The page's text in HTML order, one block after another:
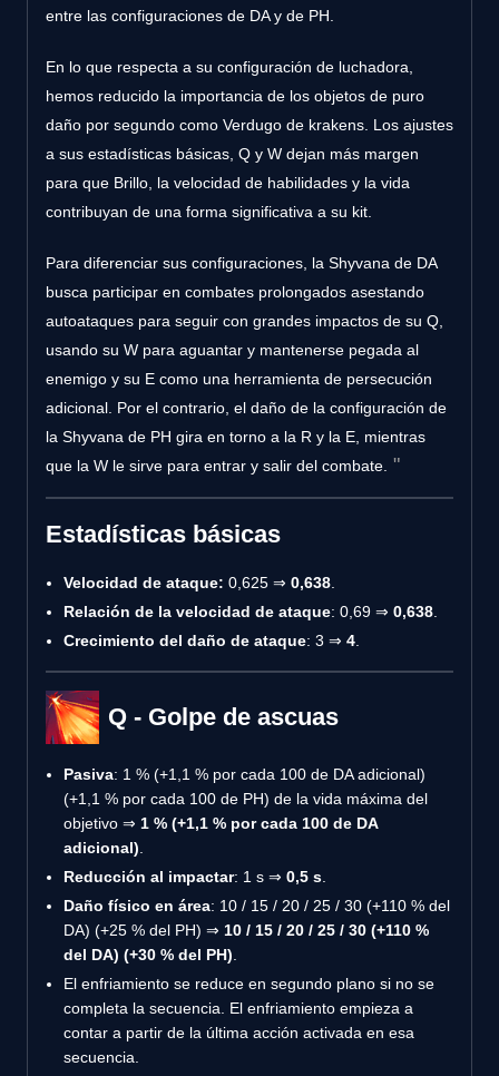
entre las configuraciones de DA y de PH.
En lo que respecta a su configuración de luchadora,
hemos reducido la importancia de los objetos de puro
daño por segundo como Verdugo de krakens. Los ajustes
a sus estadísticas básicas, Q y W dejan más margen
para que Brillo, la velocidad de habilidades y la vida
contribuyan de una forma significativa a su kit.
Para diferenciar sus configuraciones, la Shyvana de DA
busca participar en combates prolongados asestando
autoataques para seguir con grandes impactos de su Q,
usando su W para aguantar y mantenerse pegada al
enemigo y su E como una herramienta de persecución
adicional. Por el contrario, el daño de la configuración de
la Shyvana de PH gira en torno a la R y la E, mientras
que la W le sirve para entrar y salir del combate.
Estadísticas básicas
Velocidad de ataque: 0,625 ⇒ 0,638
Relación de la velocidad de ataque: 0,69 ⇒ 0,638
Crecimiento del daño de ataque: 3 ⇒ 4
Q - Golpe de ascuas
Pasiva: 1 % (+1,1 % por cada 100 de DA adicional)
(+1,1 % por cada 100 de PH) de la vida máxima del
objetivo ⇒ 1 % (+1,1 % por cada 100 de DA
adicional)
Reducción al impactar: 1 s ⇒ 0,5 s
Daño físico en área: 10 / 15 / 20 / 25 / 30 (+110 % del
DA) (+25 % del PH) ⇒ 10 / 15 / 20 / 25 / 30 (+110 %
del DA) (+30 % del PH)
El enfriamiento se reduce en segundo plano si no se
completa la secuencia. El enfriamiento empieza a
contar a partir de la última acción activada en esa
secuencia.